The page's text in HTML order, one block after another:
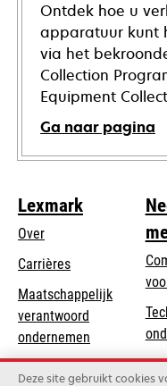
Ontdek hoe u
apparatuur kunt
via het
Collection
Equipment
Ga naar pagina
Lexmark
Over
Carrières
Maatschappelijk
verantwoord
ondernemen
in
a
Duurzaamheid
Deze site gebruikt cookies